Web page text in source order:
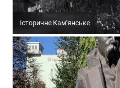
Історичне Кам’янське